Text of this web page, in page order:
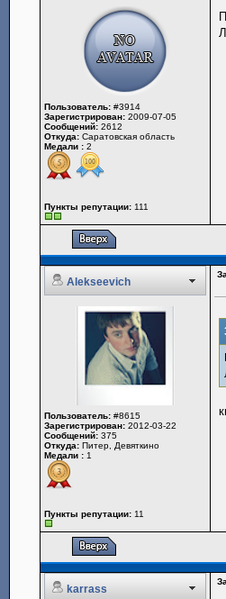
Пользователь: #3914
Зарегистрирован: 2009-07-05
Сообщений: 2612
Откуда: Саратовская область
Медали : 2
Пункты репутации: 111
Alekseevich
Пользователь: #8615
Зарегистрирован: 2012-03-22
Сообщений: 375
Откуда: Питер, Девяткино
Медали : 1
Пункты репутации: 11
karrass